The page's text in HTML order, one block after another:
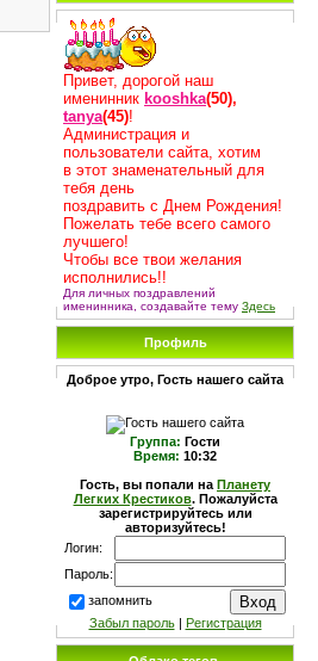
Привет, дорогой наш
именинник kooshka(50),
tanya(45)!
Администрация и
пользователи сайта, хотим
в этот знаменательный для
тебя день
поздравить с Днем Рождения!
Пожелать тебе всего самого
лучшего!
Чтобы все твои желания
исполнились!!
Для личных поздравлений
именинника, создавайте тему Здесь
Профиль
Доброе утро, Гость нашего сайта
Группа: Гости
Время: 10:32
Гость, вы попали на Планету
Легких Крестиков. Пожалуйста
зарегистрируйтесь или
авторизуйтесь!
Логин:
Пароль:
запомнить
Забыл пароль| Регистрация